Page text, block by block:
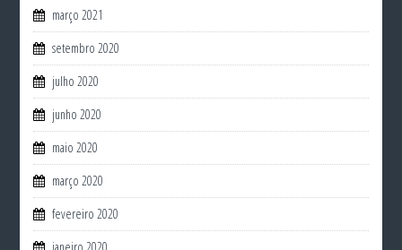
março 2021
setembro 2020
julho 2020
junho 2020
maio 2020
março 2020
fevereiro 2020